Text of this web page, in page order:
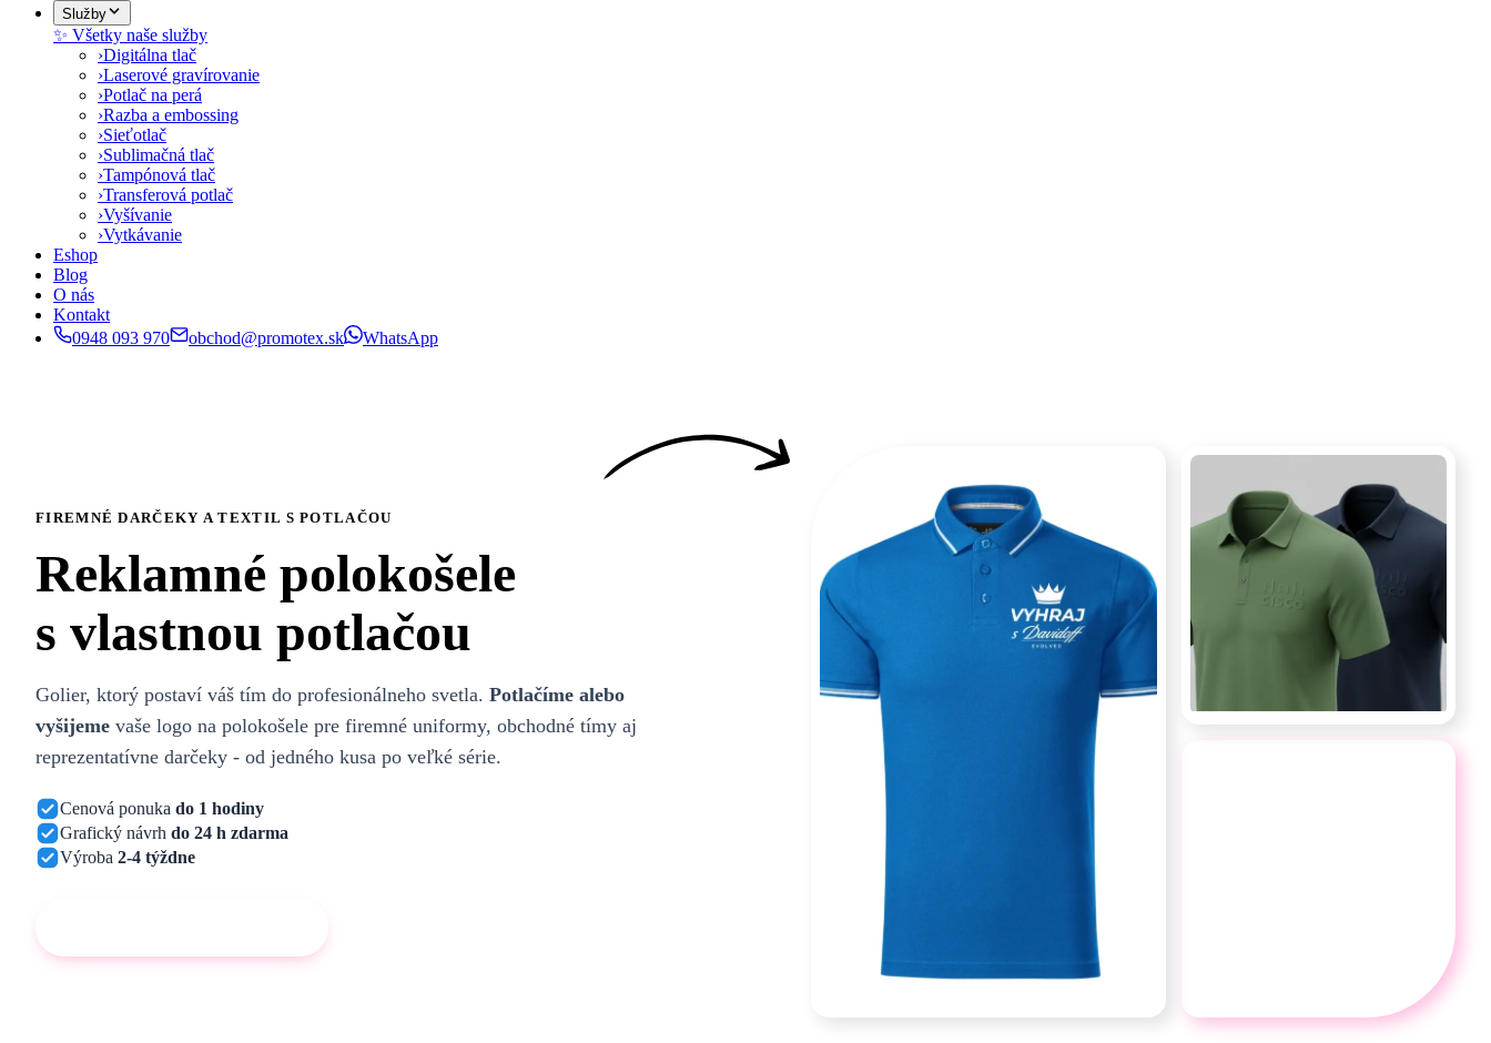
Služby
✨ Všetky naše služby
›Digitálna tlač
›Laserové gravírovanie
›Potlač na perá
›Razba a embossing
›Sieťotlač
›Sublimačná tlač
›Tampónová tlač
›Transferová potlač
›Vyšívanie
›Vytkávanie
Eshop
Blog
O nás
Kontakt
0948 093 970
obchod@promotex.sk WhatsApp
FIREMNÉ DARČEKY A TEXTIL S POTLAČOU
Reklamné polokošele
s vlastnou potlačou
Golier, ktorý postaví váš tím do profesionálneho svetla. Potlačíme alebo
vyšijeme vaše logo na polokošele pre firemné uniformy, obchodné tímy aj
reprezentatívne darčeky - od jedného kusa po veľké série.
Cenová ponuka do 1 hodiny
Grafický návrh do 24 h zdarma
Výroba 2-4 týždne